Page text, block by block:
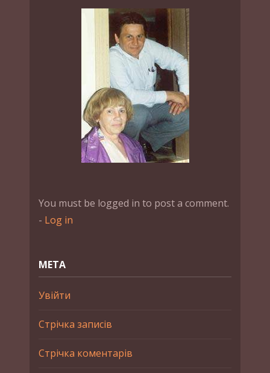
You must be logged in to post a comment.
- Log in
МЕТА
Увійти
Стрічка записів
Стрічка коментарів